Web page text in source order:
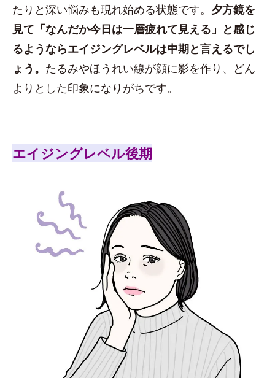
たりと深い悩みも現れ始める状態です。 夕方鏡を
見て「なんだか今日は一層疲れて見える」と感じ
るようならエイジングレベルは中期と言えるでし
ょう。 たるみやほうれい線が顔に影を作り、どん
よりとした印象になりがちです。
エイジングレベル後期